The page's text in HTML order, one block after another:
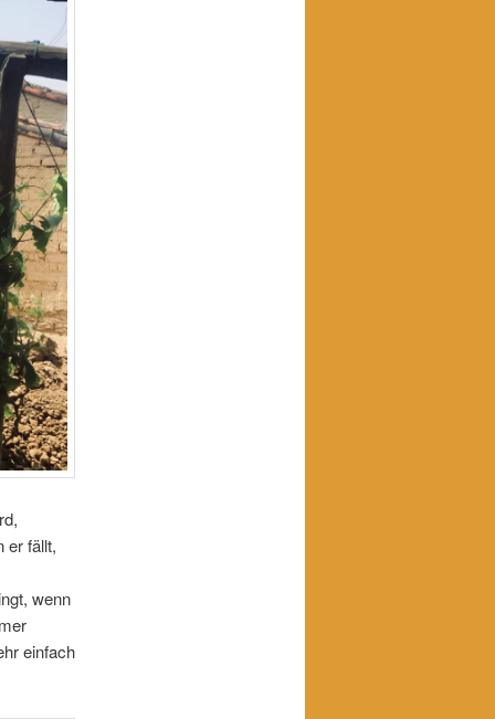
er fällt,
wenn
einfach